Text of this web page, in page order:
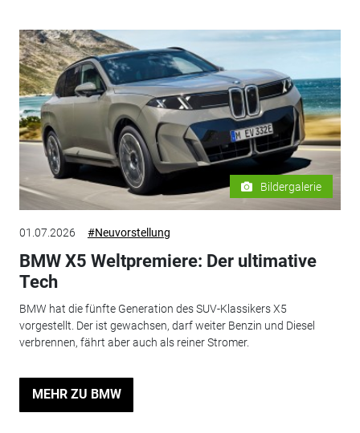
Bildergalerie
01.07.2026 #Neuvorstellung
BMW X5 Weltpremiere: Der ultimative
Tech
BMW hat die fünfte Generation des SUV-Klassikers X5
vorgestellt. Der ist gewachsen, darf weiter Benzin und Diesel
verbrennen, fährt aber auch als reiner Stromer.
MEHR ZU BMW